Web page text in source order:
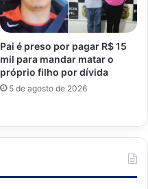
Pai é preso por pagar R$ 15
mil para mandar matar o
próprio filho por dívida
5 de agosto de 2026